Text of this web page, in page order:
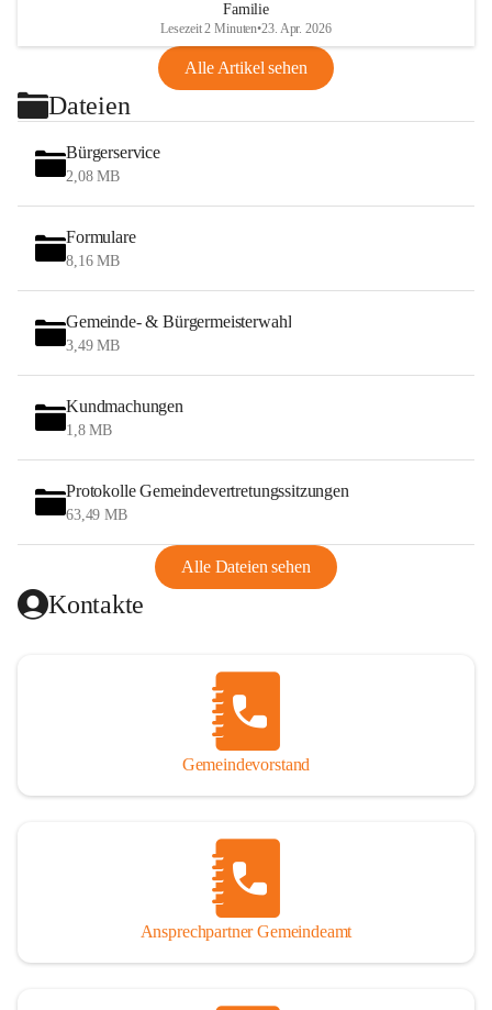
Familie
Lesezeit 2 Minuten•23. Apr. 2026
Alle Artikel sehen
Dateien
Bürgerservice
2,08 MB
Formulare
8,16 MB
Gemeinde- & Bürgermeisterwahl
3,49 MB
Kundmachungen
1,8 MB
Protokolle Gemeindevertretungssitzungen
63,49 MB
Alle Dateien sehen
Kontakte
Gemeindevorstand
Ansprechpartner Gemeindeamt